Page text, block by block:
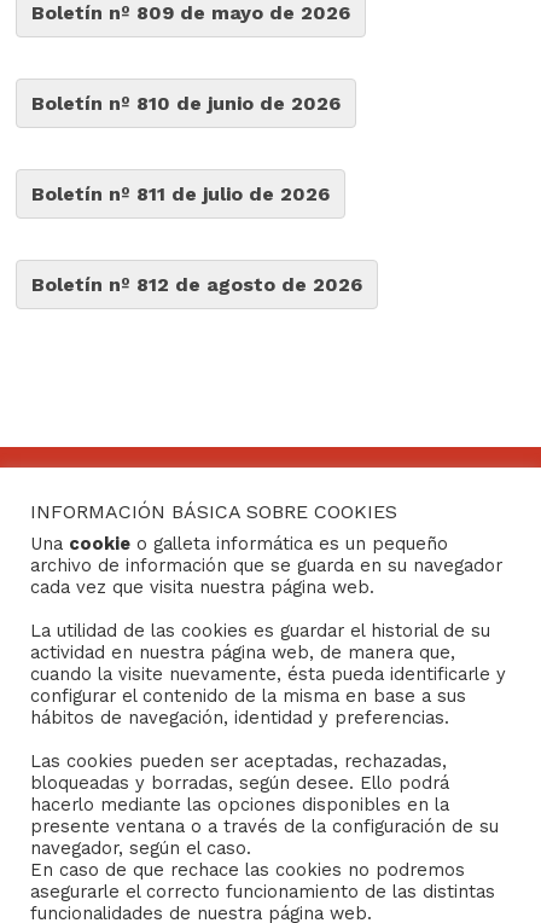
Boletín nº 809 de mayo de 2026
Boletín nº 810 de junio de 2026
Boletín nº 811 de julio de 2026
Boletín nº 812 de agosto de 2026
CONTACTO
Consejo General de Hermandades y Cofradías de la
ciudad de Sevilla
C/ San Gregorio 26. 41004- Sevilla
(+34) 954 21 59 27
boletin@hermandades-de-sevilla.org
AVISO LEGAL
Sus datos seguros.
INFORMACIÓN BÁSICA SOBRE COOKIES
Una cookie o galleta informática es un pequeño
archivo de información que se guarda en su navegador
cada vez que visita nuestra página web.
La utilidad de las cookies es guardar el historial de su
actividad en nuestra página web, de manera que,
cuando la visite nuevamente, ésta pueda identificarle y
configurar el contenido de la misma en base a sus
hábitos de navegación, identidad y preferencias.
Las cookies pueden ser aceptadas, rechazadas,
bloqueadas y borradas, según desee. Ello podrá
hacerlo mediante las opciones disponibles en la
presente ventana o a través de la configuración de su
navegador, según el caso.
En caso de que rechace las cookies no podremos
asegurarle el correcto funcionamiento de las distintas
funcionalidades de nuestra página web.